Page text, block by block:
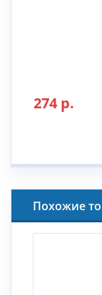
274 р.
Похожие